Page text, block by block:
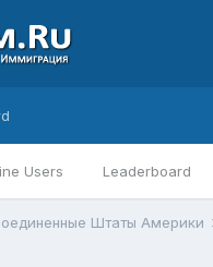
Users Leaderboard
Штаты Америки